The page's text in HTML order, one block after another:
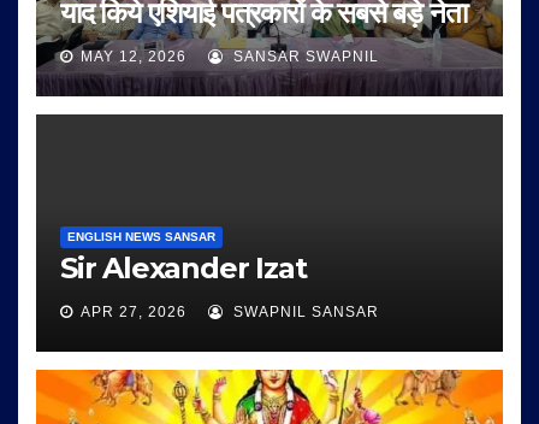
याद किये एशियाई पत्रकारों के सबसे बड़े नेता
MAY 12, 2026 SANSAR SWAPNIL
ENGLISH NEWS SANSAR
Sir Alexander Izat
APR 27, 2026 SWAPNIL SANSAR